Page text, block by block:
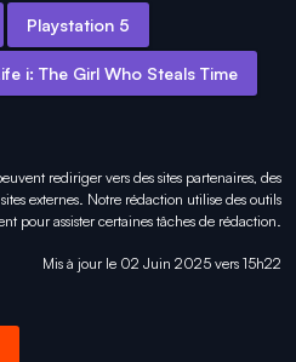
Playstation 5
i: The Girl Who Steals Time
rediriger vers des sites partenaires, des
externes. Notre rédaction utilise des outils
pourassister certaines tâches de rédaction.
Mis à jour le 02 Juin 2025 vers 15h22